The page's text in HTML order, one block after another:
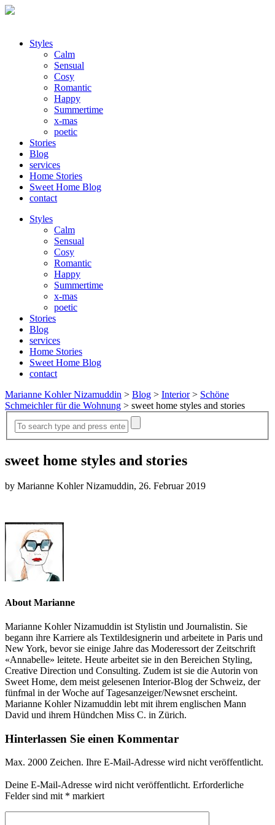
Styles
Calm
Sensual
Cosy
Romantic
Happy
Summertime
x-mas
poetic
Stories
Blog
services
Home Stories
Sweet Home Blog
contact
Styles
Calm
Sensual
Cosy
Romantic
Happy
Summertime
x-mas
poetic
Stories
Blog
services
Home Stories
Sweet Home Blog
contact
Marianne Kohler Nizamuddin > Blog > Interior> Schöne
Schmeichler für die Wohnung > sweet home styles and stories
sweet home styles and stories
by Marianne Kohler Nizamuddin, 26. Februar 2019
About Marianne
Marianne Kohler Nizamuddin ist Stylistin und Journalistin. Sie
begann ihre Karriere als Textildesignerin und arbeitete in Paris und
New York, bevor sie einige Jahre das Moderessort der Zeitschrift
«Annabelle» leitete. Heute arbeitet sie in den Bereichen Styling,
Creative Direction und Consulting. Zudem ist sie die Autorin von
Sweet Home, dem meist gelesenen Interior-Blog der Schweiz, der
fünfmal in der Woche auf Tagesanzeiger/Newsnet erscheint.
Marianne Kohler Nizamuddin lebt mit ihrem englischen Mann
David und ihrem Hündchen Miss C. in Zürich.
Hinterlassen Sie einen Kommentar
Max. 2000 Zeichen. Ihre E-Mail-Adresse wird nicht veröffentlicht.
Deine E-Mail-Adresse wird nicht veröffentlicht. Erforderliche
Felder sind mit * markiert